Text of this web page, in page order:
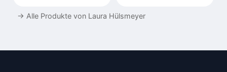
→ Alle Produkte von Laura Hülsmeyer